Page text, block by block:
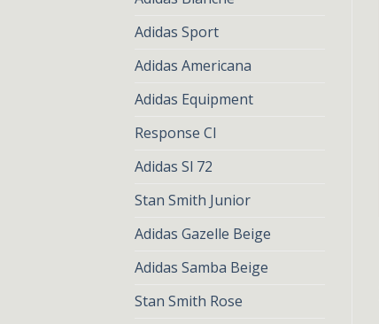
Adidas Sport
Adidas Americana
Adidas Equipment
Response Cl
Adidas Sl 72
Stan Smith Junior
Adidas Gazelle Beige
Adidas Samba Beige
Stan Smith Rose